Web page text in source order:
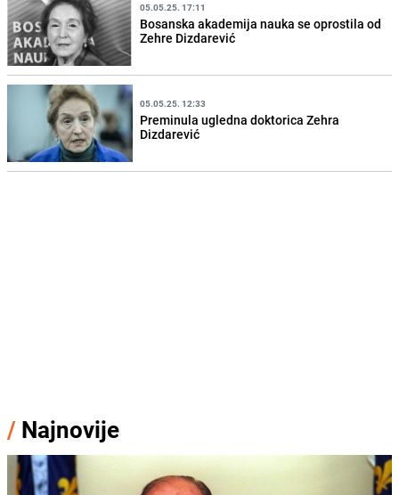
05.05.25. 17:11
Bosanska akademija nauka se oprostila od
Zehre Dizdarević
05.05.25. 12:33
Preminula ugledna doktorica Zehra
Dizdarević
/ Najnovije